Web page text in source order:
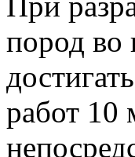
пород во
работ 10